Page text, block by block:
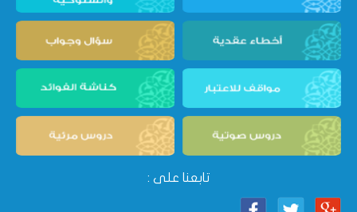
تابعنا على :